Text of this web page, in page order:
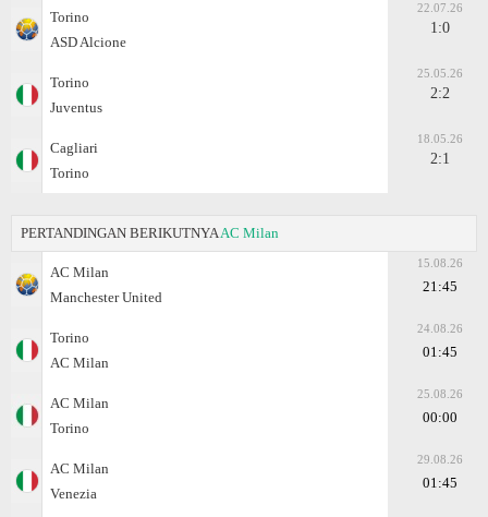
Torino
ASD Alcione
22.07.26
1:0
Torino
Juventus
25.05.26
2:2
Cagliari
Torino
18.05.26
2:1
PERTANDINGAN BERIKUTNYA AC Milan
AC Milan
Manchester United
15.08.26
21:45
Torino
AC Milan
24.08.26
01:45
AC Milan
Torino
25.08.26
00:00
AC Milan
Venezia
29.08.26
01:45